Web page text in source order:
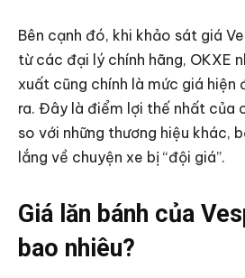
Bên cạnh đó, khi khảo sát giá
từ các đại lý chính hãng, OKXE
xuất cũng chính là mức giá hiện
ra. Đây là điểm lợi thế nhất của
so với những thương hiệu khác,
lắng về chuyện xe bị “đội giá”.
Giá lăn bánh của
bao nhiêu?